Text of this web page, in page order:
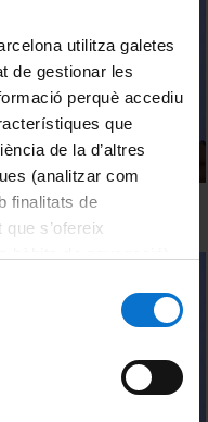
utilitza galetes
de gestionar les
perquè accediu
que
de la d’altres
(analitzar com
finalitats de
s’ofereix
lloc web de la